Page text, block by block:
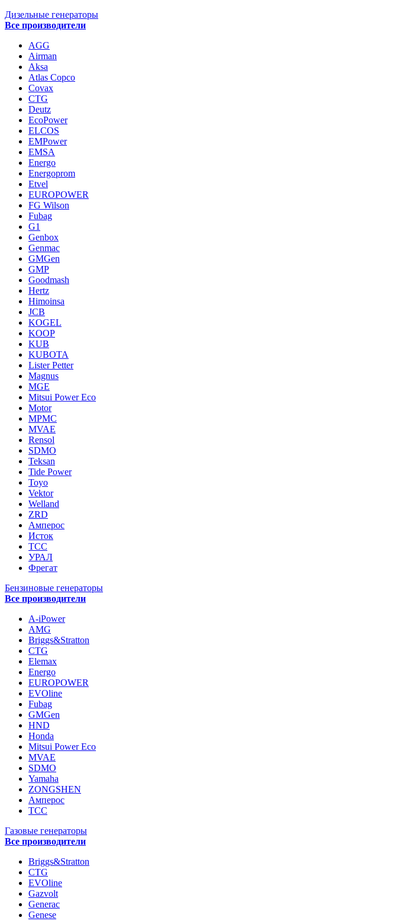
Дизельные генераторы
Все производители
AGG
Airman
Aksa
Atlas Copco
Covax
CTG
Deutz
EcoPower
ELCOS
EMPower
EMSA
Energo
Energoprom
Etvel
EUROPOWER
FG Wilson
Fubag
G1
Genbox
Genmac
GMGen
GMP
Goodmash
Hertz
Himoinsa
JCB
KOGEL
KOOP
KUB
KUBOTA
Lister Petter
Magnus
MGE
Mitsui Power Eco
Motor
MPMC
MVAE
Rensol
SDMO
Teksan
Tide Power
Toyo
Vektor
Welland
ZRD
Амперос
Исток
ТСС
УРАЛ
Фрегат
Бензиновые генераторы
Все производители
A-iPower
AMG
Briggs&Stratton
CTG
Elemax
Energo
EUROPOWER
EVOline
Fubag
GMGen
HND
Honda
Mitsui Power Eco
MVAE
SDMO
Yamaha
ZONGSHEN
Амперос
ТСС
Газовые генераторы
Все производители
Briggs&Stratton
CTG
EVOline
Gazvolt
Generac
Genese